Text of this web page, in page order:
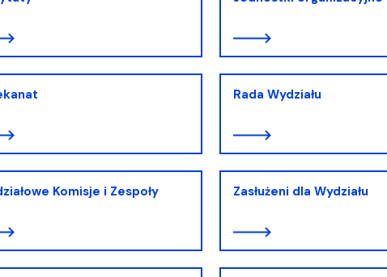
Rada Wydziału
Komisje i Zespoły Zasłużeni dla Wydziału